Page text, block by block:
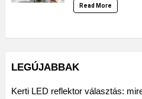
Read More
LEGÚJABBAK
Kerti LED reflektor választás: